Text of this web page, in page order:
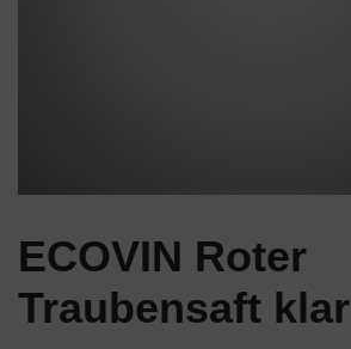
ECOVIN Roter
Traubensaft klar